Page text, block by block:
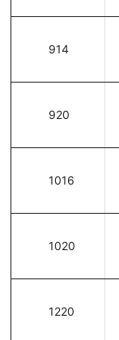
914
920
1016
1020
1220